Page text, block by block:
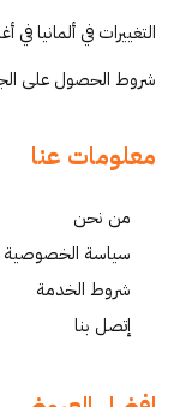
التغييرات في ألمانيا في أغسطس 2026:
شروط الحصول على الجنسية الألمانية
معلومات عنا
من نحن
سياسة الخصوصية
شروط الخدمة
إتصل بنا